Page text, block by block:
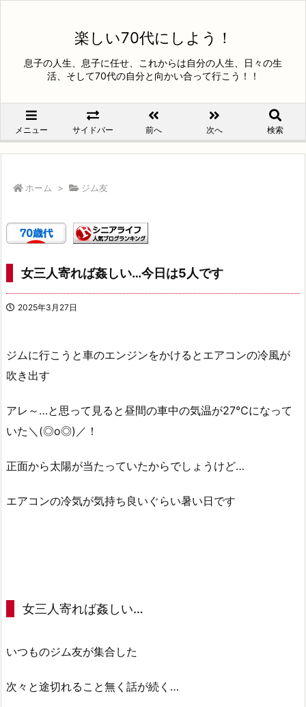
楽しい70代にしよう！
息子の人生、息子に任せ、これからは自分の人生、日々の生
活、そして70代の自分と向かい合って行こう！！
メニュー サイドバー 前へ 次へ 検索
ホーム > ジム友
女三人寄れば姦しい…今日は5人です
2025年3月27日
ジムに行こうと車のエンジンをかけるとエアコンの冷風が
吹き出す
アレ～…と思って見ると昼間の車中の気温が27℃になって
いた＼(◎o◎)／！
正面から太陽が当たっていたからでしょうけど…
エアコンの冷気が気持ち良いぐらい暑い日です
女三人寄れば姦しい…
いつものジム友が集合した
次々と途切れること無く話が続く…